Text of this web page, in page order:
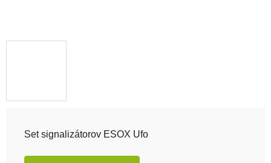
Set signalizátorov ESOX Ufo